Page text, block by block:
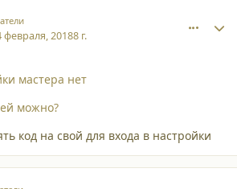
февраля, 20188 г.
мастера нет
можно?
код на свой для входа в настройки